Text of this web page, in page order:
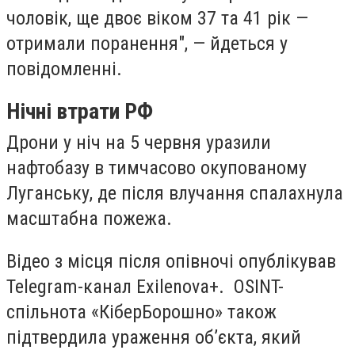
чоловік, ще двоє віком 37 та 41 рік —
отримали поранення", — йдеться у
повідомленні.
Нічні втрати РФ
Дрони у ніч на 5 червня уразили
нафтобазу в тимчасово окупованому
Луганську, де після влучання спалахнула
масштабна пожежа.
Відео з місця після опівночі опублікував
Telegram-канал Exilenova+. OSINT-
спільнота «КіберБорошно» також
підтвердила ураження об’єкта, який